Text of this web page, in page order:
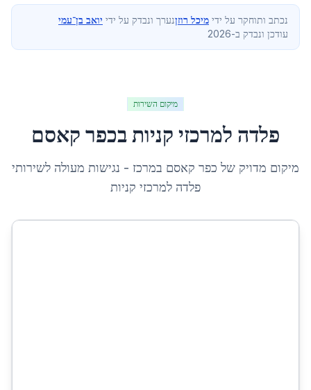
נכתב ותוחקר על ידי מיכל רוזןנערך ונבדק על ידי יואב בן־עמי
עודכן ונבדק ב-2026
מיקום השירות
פלדה למרכזי קניות בכפר קאסם
מיקום מדויק של כפר קאסם במרכז - נגישות מעולה לשירותי
פלדה למרכזי קניות